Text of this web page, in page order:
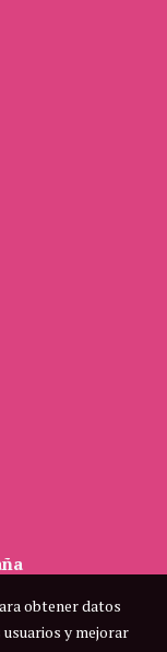
obtener datos
y mejorar